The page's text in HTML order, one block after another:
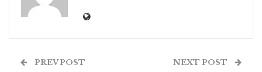
PREV POST NEXT POST